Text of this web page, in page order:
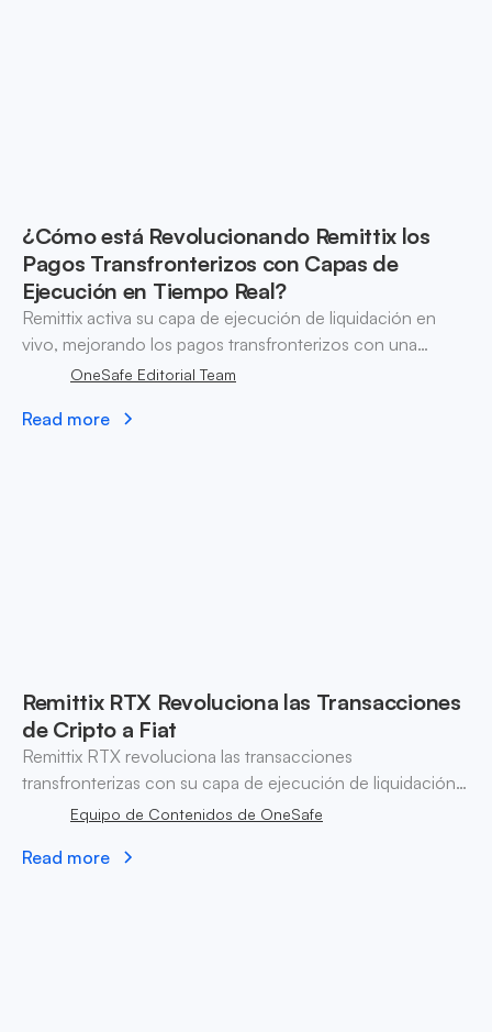
¿Cómo está Revolucionando Remittix los
Pagos Transfronterizos con Capas de
Ejecución en Tiempo Real?
Remittix activa su capa de ejecución de liquidación en
vivo, mejorando los pagos transfronterizos con una
arquitectura de múltiples rutas para transacciones más
OneSafe Editorial Team
Read more
Remittix RTX Revoluciona las Transacciones
de Cripto a Fiat
Remittix RTX revoluciona las transacciones
transfronterizas con su capa de ejecución de liquidación
en tiempo real, mejorando los servicios de pago digital y
Equipo de Contenidos de OneSafe
Read more